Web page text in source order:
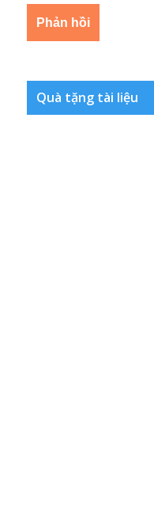
Quà tặng tài liệu